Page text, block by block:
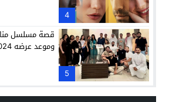
4
5
قصة مسلسل
وموعد عرضه 2024